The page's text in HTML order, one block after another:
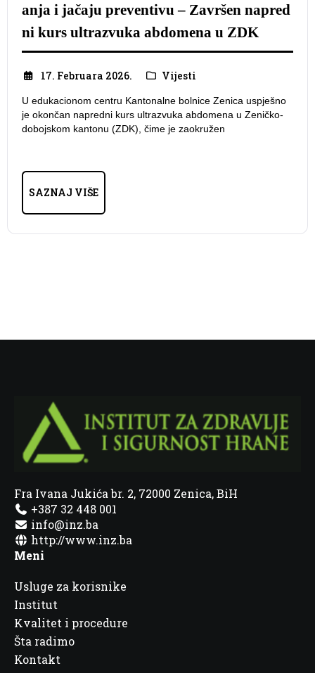
anja i jačaju preventivu – Završen napred
ni kurs ultrazvuka abdomena u ZDK
17. Februara 2026. Vijesti
U edukacionom centru Kantonalne bolnice Zenica uspješno
je okončan napredni kurs ultrazvuka abdomena u Zeničko-
dobojskom kantonu (ZDK), čime je zaokružen
SAZNAJ VIŠE
Fra Ivana Jukića br. 2, 72000 Zenica, BiH
+387 32 448 001
info@inz.ba
http://www.inz.ba
Meni
Usluge za korisnike
Institut
Kvalitet i procedure
Šta radimo
Kontakt